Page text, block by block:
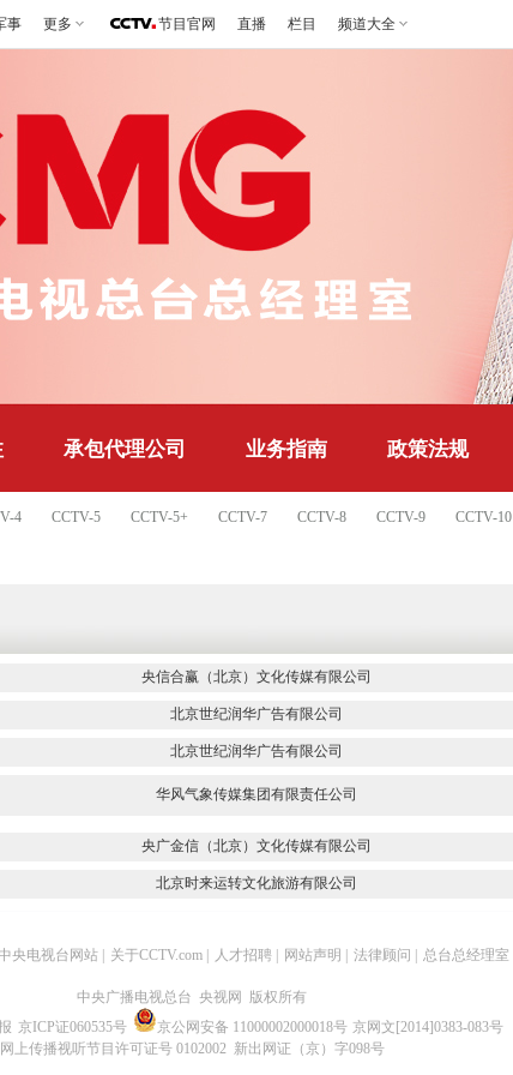
事 更多 节目官网 直播 栏目 频道大全
承包代理公司 业务指南 政策法规
4 CCTV-5 CCTV-5+ CCTV-7 CCTV-8 CCTV-9 CCTV-10
央信合赢（北京）文化传媒有限公司
北京世纪润华广告有限公司
北京世纪润华广告有限公司
华风气象传媒集团有限责任公司
央广金信（北京）文化传媒有限公司
北京时来运转文化旅游有限公司
央电视台网站 关于CCTV.com 人才招聘 网站声明 法律顾问 总台总经理室
中央广播电视总台 央视网 版权所有
京ICP证060535号 京公网安备 11000002000018号 京网文[2014]0383-083号
网上传播视听节目许可证号 0102002 新出网证（京）字098号